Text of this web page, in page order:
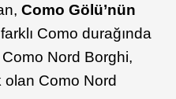
Como Gölü’nün
Como durağında
Nord Borghi,
olan Como Nord